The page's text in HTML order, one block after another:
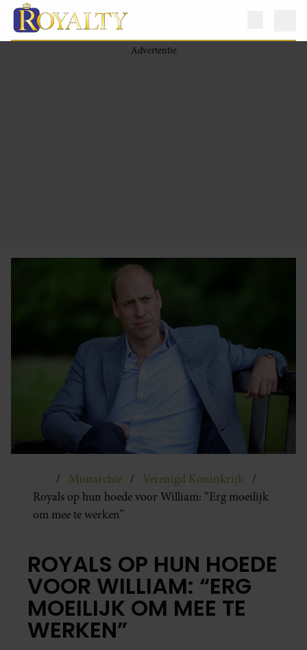
Monarchie
Verenigd Koninkrijk
Royals op hun hoede voor William: “Erg moeilijk
om mee te werken”
ROYALS OP HUN HOEDE
VOOR WILLIAM: “ERG
MOEILIJK OM MEE TE
WERKEN”